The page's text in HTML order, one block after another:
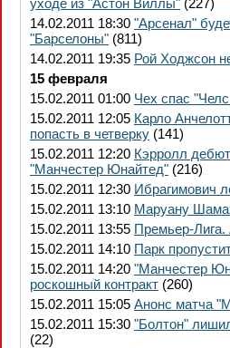
уходе из "Астон Виллы" (227)
14.02.2011 18:30 "Арсенал"
"Барселоны" (811)
14.02.2011 19:35 Рой Ходжсон
15 февраля
15.02.2011 01:00 Чех спас
15.02.2011 12:05 Карло
попасть в четверку (141)
15.02.2011 12:20 Кэрролл
"Манчестер Юнайтед" (216)
15.02.2011 12:30 Ибрагимович
15.02.2011 13:10 Маруану
15.02.2011 13:55 Премьер-Лига.
15.02.2011 14:10 Парк
15.02.2011 14:20 "Манчестер
роскошный контракт (260)
15.02.2011 15:05 Анонс матча
15.02.2011 15:30 "Болтон"
(22)